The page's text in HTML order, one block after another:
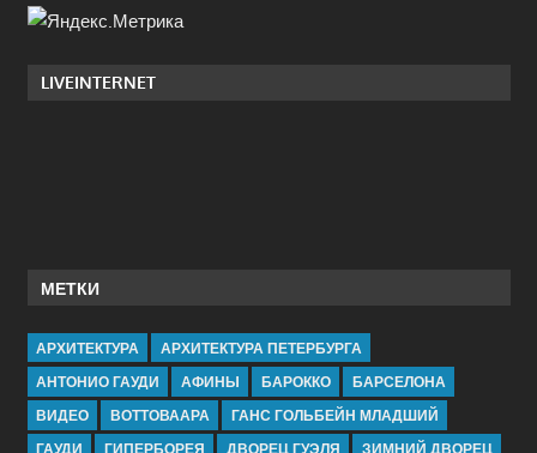
LIVEINTERNET
МЕТКИ
АРХИТЕКТУРА
АРХИТЕКТУРА ПЕТЕРБУРГА
АНТОНИО ГАУДИ
АФИНЫ БАРОККО
БАРСЕЛОНА
ВИДЕО
ВОТТОВААРА
ГАНС ГОЛЬБЕЙН МЛАДШИЙ
ГАУДИ
ГИПЕРБОРЕЯ ДВОРЕЦ ГУЭЛЯ ЗИМНИЙ ДВОРЕЦ